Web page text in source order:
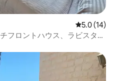
レビュー14
5.0 (14)
フロントハウス、ラビスタカ